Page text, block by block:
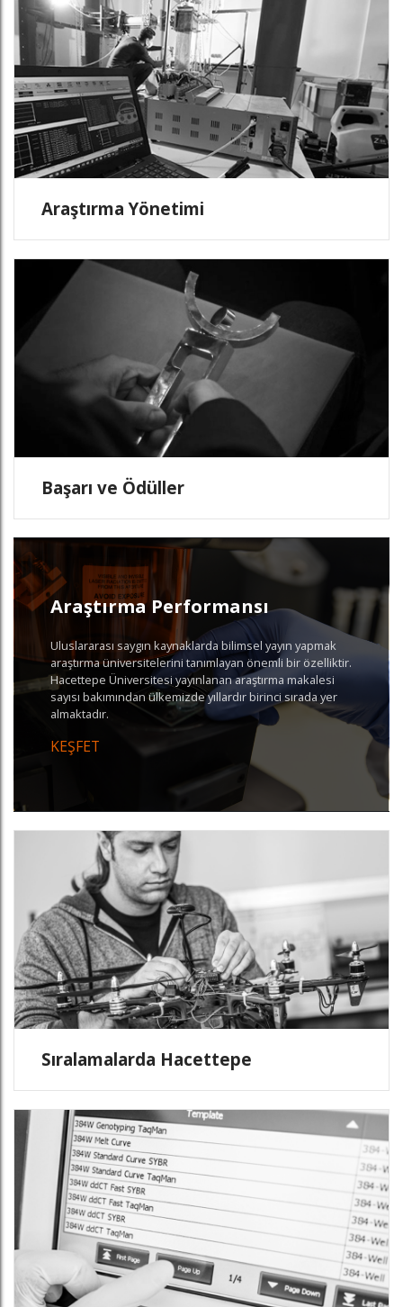
Araştırma Yönetimi
Başarı ve Ödüller
Araştırma Performansı
Uluslararası saygın kaynaklarda bilimsel yayın yapmak
araştırma üniversitelerini tanımlayan önemli bir özelliktir.
Hacettepe Üniversitesi yayınlanan araştırma makalesi
sayısı bakımından ülkemizde yıllardır birinci sırada yer
almaktadır.
KEŞFET
Sıralamalarda Hacettepe